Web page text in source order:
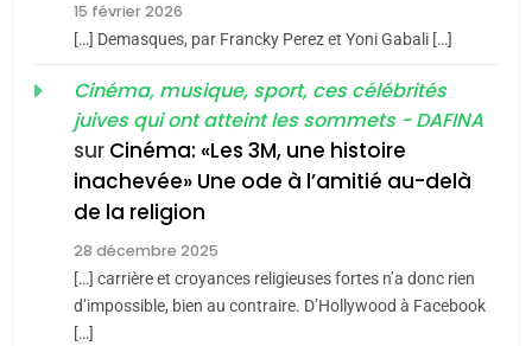
«Tu dis génocide, je dis
guerre»: La nouvelle
chanson de Boy George
ISRAÉL JUDAISME
15 février 2026
[…] Demasques, par Francky Perez et Yoni Gabali […]
Cinéma, musique, sport, ces célébrités
juives qui ont atteint les sommets - DAFINA
sur Cinéma: «Les 3M, une histoire
inachevée» Une ode à l’amitié au-delà
de la religion
28 décembre 2025
[…] carrière et croyances religieuses fortes n’a donc rien
d’impossible, bien au contraire. D’Hollywood à Facebook
[…]
meurtrière selon le rapport
l’antisémitisme
FIÈRE, DIGNE ET RÉSILIENTE :
POURQUOI JE REVENDIQUE
MA JUDAÏTE par Thérèse
Zrihen-Dvir
ISRAÉL
CE QUI NOUS MANQUE –